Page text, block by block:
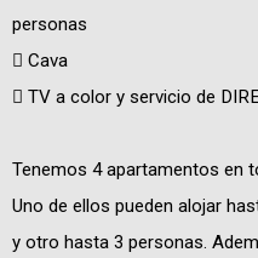
personas
 Cava
 TV a color y servicio de
Tenemos 4 apartamentos en
Uno de ellos pueden alojar
y otro hasta 3 personas.